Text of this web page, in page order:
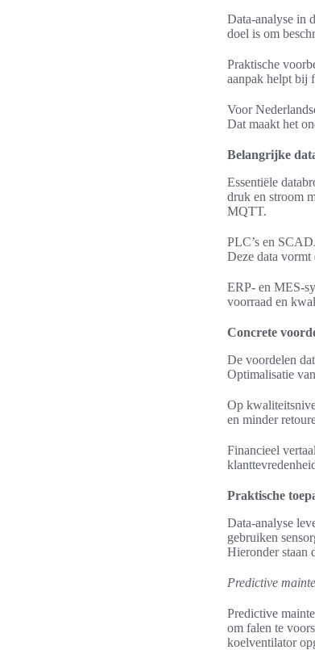
Data-analyse in
doel is om
Praktische
aanpak helpt bij
Voor
Dat maakt het
Belangrijke
Essentiële
druk en stroom
MQTT.
PLC’s en
Deze data vormt
ERP- en MES-
voorraad en
Concrete
De voordelen
Optimalisatie
Op
en minder
Financieel
Praktische
Data-analyse
gebruiken
Hieronder staan
Predictive
Predictive
om falen te
koelventilator